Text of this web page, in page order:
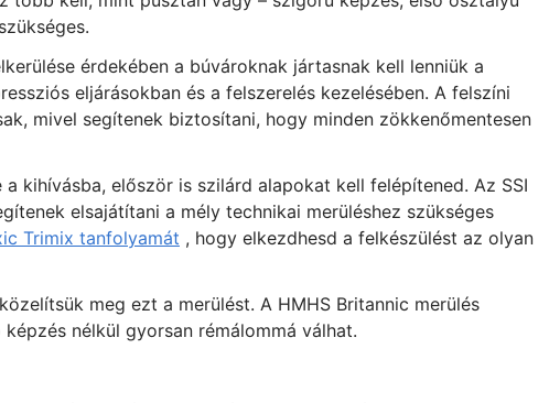
érdekében a búvároknak jártasnak kell lenniük a
eljárásokban és a felszerelés kezelésében. A felszíni
mivel segítenek biztosítani, hogy minden zökkenőmentesen
kihívásba, először is szilárd alapokat kell felépítened. Az SSI
elsajátítani a mély technikai merüléshez szükséges
Trimix tanfolyamát , hogy elkezdhesd a felkészülést az olyan
meg ezt a merülést. A HMHS Britannic merülés
nélkül gyorsan rémálommá válhat.